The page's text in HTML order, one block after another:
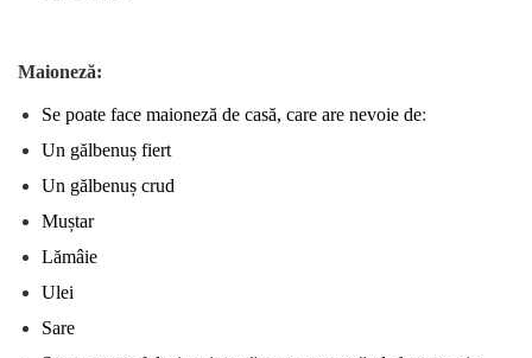
Maioneză:
Se poate face maioneză de casă, care are nevoie de:
Un gălbenuș fiert
Un gălbenuș crud
Muștar
Lămâie
Ulei
Sare